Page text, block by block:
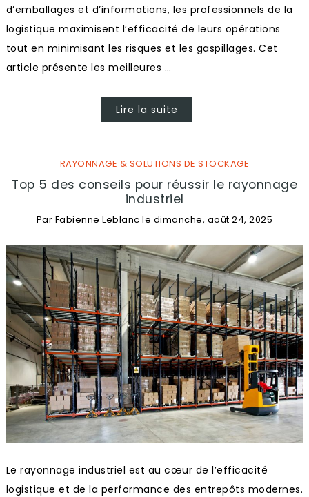
d’emballages et d’informations, les professionnels de la
logistique maximisent l’efficacité de leurs opérations
tout en minimisant les risques et les gaspillages. Cet
article présente les meilleures …
Lire la suite
RAYONNAGE & SOLUTIONS DE STOCKAGE
Top 5 des conseils pour réussir le rayonnage
industriel
Par Fabienne Leblanc le dimanche, août 24, 2025
Le rayonnage industriel est au cœur de l’efficacité
logistique et de la performance des entrepôts modernes.